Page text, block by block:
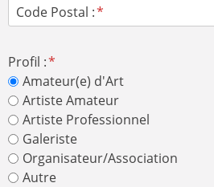
Code Postal :
Profil :
Amateur(e) d'Art
Artiste Amateur
Artiste Professionnel
Galeriste
Organisateur/Association
Autre